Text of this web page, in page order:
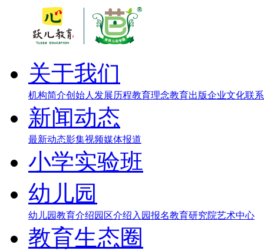
关于我们
机构简介创始人 发展历程教育理念教育出版企业文化联
新闻动态
最新动态影集视频媒体报道
小学实验班
幼儿园
幼儿园教育介绍园区介绍 入园报名教育研究院艺术中心
教育生态圈